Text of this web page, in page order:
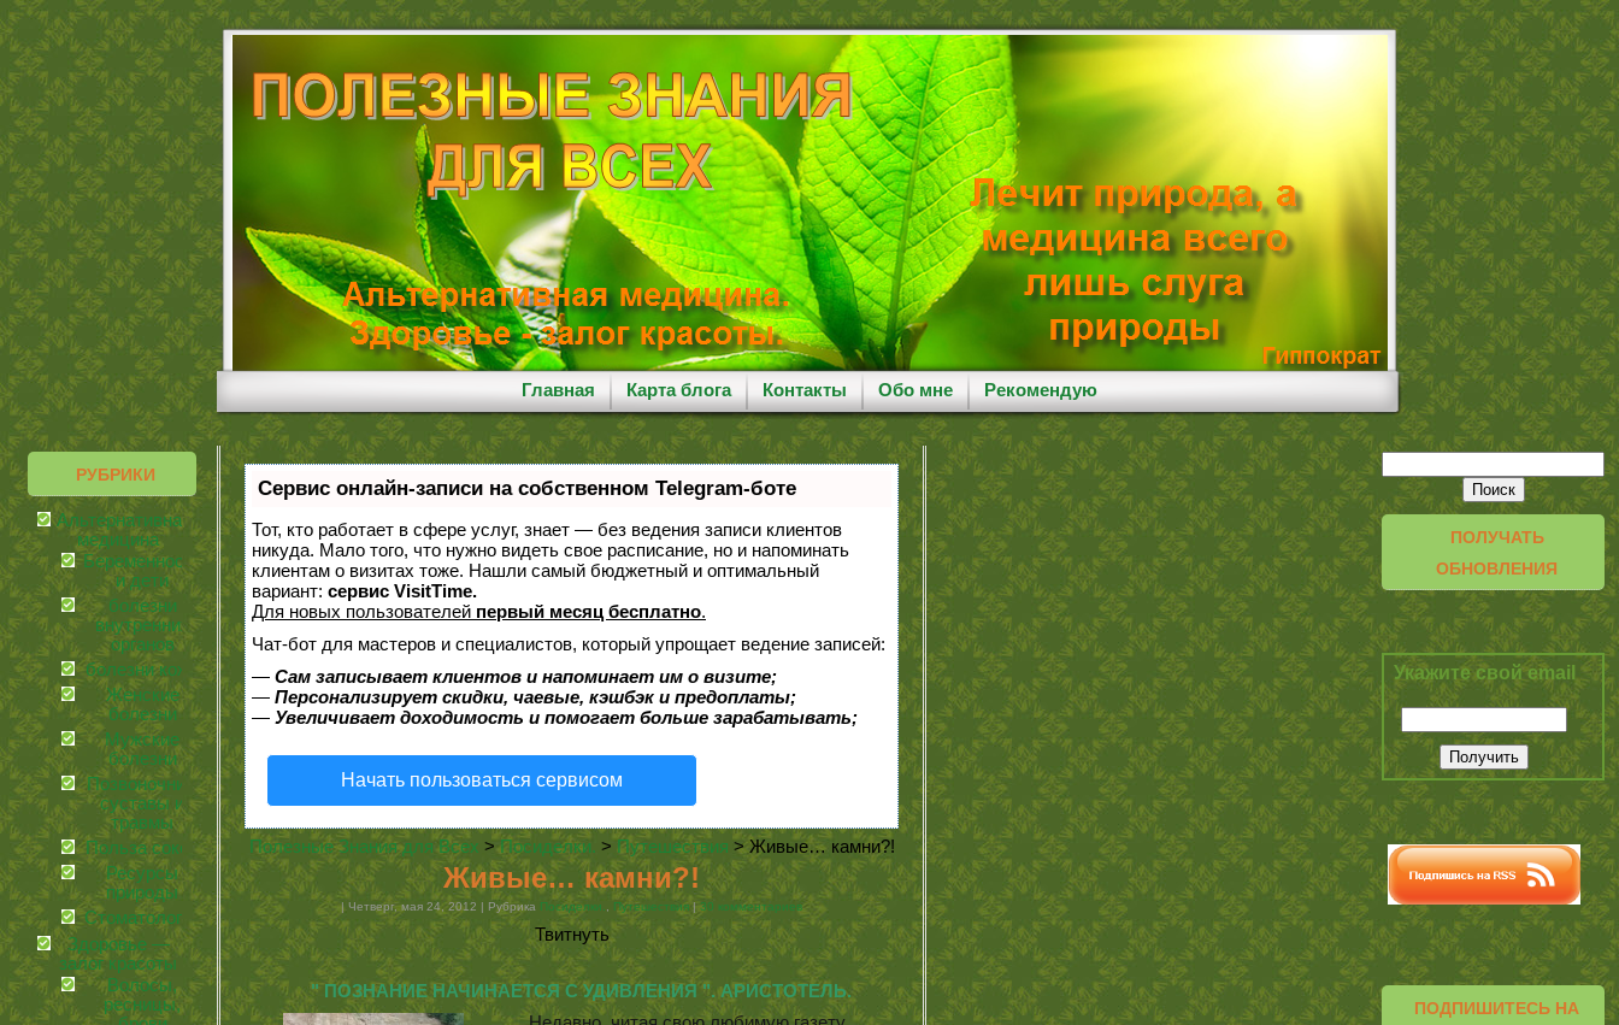
Главная Карта блога Контакты Обо мне Рекомендую
РУБРИКИ
Альтернативная
медицина
Беременность
и дети
болезни
внутренних
органов
болезни кожи
Женские
болезни
Мужские
болезни
Позвоночник,
суставы и
травмы
Польза соков
Ресурсы
природы
Стоматология
Здоровье —
залог красоты
Волосы,
ресницы,
Сервис онлайн-записи на собственном Telegram-боте
Тот, кто работает в сфере услуг, знает — без ведения записи клиентов
никуда. Мало того, что нужно видеть свое расписание, но и напоминать
клиентам о визитах тоже. Нашли самый бюджетный и оптимальный
вариант: сервис VisitTime.
Для новых пользователей первый месяц бесплатно.
Чат-бот для мастеров и специалистов, который упрощает ведение записей:
— Сам записывает клиентов и напоминает им о визите;
— Персонализирует скидки, чаевые, кэшбэк и предоплаты;
— Увеличивает доходимость и помогает больше зарабатывать;
Начать пользоваться сервисом
Полезные Знания для Всех >Посиделки. > Путешествия > Живые… камни?!
Живые… камни?!
| Четверг, мая 24, 2012 | Рубрика Посиделки. Путешествия | 30 комментариев
Твитнуть
" ПОЗНАНИЕ НАЧИНАЕТСЯ С УДИВЛЕНИЯ ". АРИСТОТЕЛЬ.
ПОЛУЧАТЬ
ОБНОВЛЕНИЯ
Укажите свой email
ПОДПИШИТЕСЬ НА